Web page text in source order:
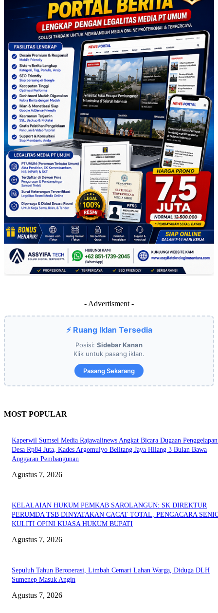
- Advertisment -
⚡ Ruang Iklan Tersedia
Posisi: Sidebar Kanan
Klik untuk pasang iklan.
Pasang Sekarang
MOST POPULAR
Kaperwil Sumsel Media Rajawalinews Angkat Bicara Dugaan
Desa Rp84 Juta, Kades Argomulyo Belitang Jaya Hilang 3 Bulan Bawa
Anggaran Pembangunan
Agustus 7, 2026
KELALAIAN HUKUM PEMKAB SAROLANGUN: SK DIREKTUR
PERUMDA TSB DINYATAKAN CACAT TOTAL, PENGACARA
KULITI OPINI KUASA HUKUM BUPATI
Agustus 7, 2026
Sepuluh Tahun Beroperasi, Limbah Cemari Lahan Warga, Diduga DLH
Sumenep Masuk Angin
Agustus 7, 2026